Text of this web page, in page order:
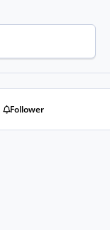
Follower